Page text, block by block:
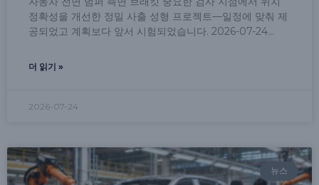
정확성을 개선한 정밀 사출 성형 프로젝트—일정에 맞춰 제
공되었고 계획보다 앞서 시험되었습니다. 2026-07-24
더 읽기 »
2026-07-24
뉴스